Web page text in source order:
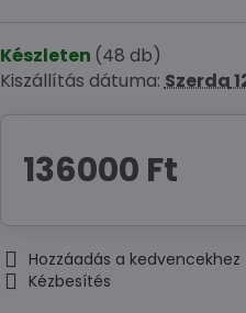
Készleten (48 db)
Kiszállítás dátuma:Szerda
136000 Ft
Hozzáadás a kedvencekhez
Kézbesítés